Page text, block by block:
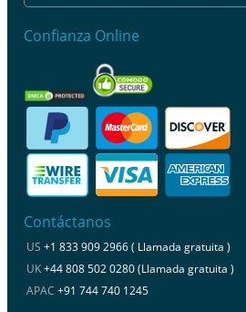
Confianza Online
Contáctanos
US +1 833 909 2966 ( Llamada gratuita )
UK+44 808 502 0280 (Llamada gratuita )
APAC +91 744 740 1245